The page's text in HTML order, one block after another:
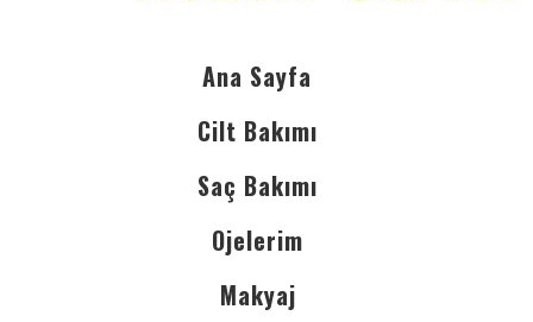
Ana Sayfa
Cilt Bakımı
Saç Bakımı
Ojelerim
Makyaj